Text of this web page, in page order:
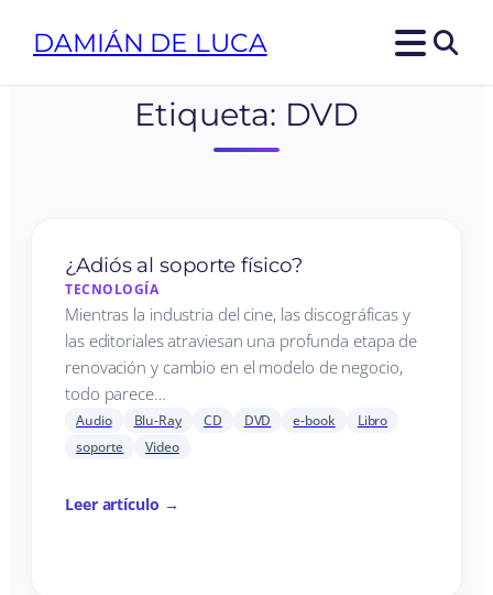
DAMIÁN DE LUCA
Etiqueta: DVD
¿Adiós al soporte físico?
TECNOLOGÍA
Mientras la industria del cine, las discográficas y
las editoriales atraviesan una profunda etapa de
renovación y cambio en el modelo de negocio,
todo parece…
Audio Blu-Ray CD DVD e-book
Libro
soporte
Video
Leer artículo →